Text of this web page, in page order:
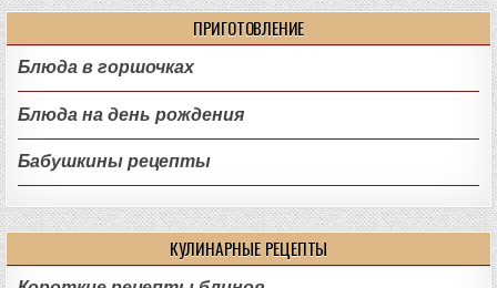
ПРИГОТОВЛЕНИЕ
Блюда в горшочках
Блюда на день рождения
Бабушкины рецепты
КУЛИНАРНЫЕ РЕЦЕПТЫ